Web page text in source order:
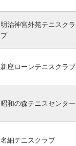
明治神宮外苑テニスクラ
ブ
新座ローンテニスクラブ
昭和の森テニスセンター
名細テニスクラブ